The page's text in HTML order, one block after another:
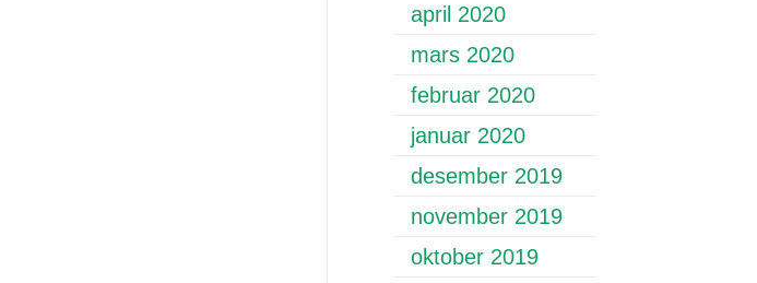
april 2020
mars 2020
februar 2020
januar 2020
desember 2019
november 2019
oktober 2019